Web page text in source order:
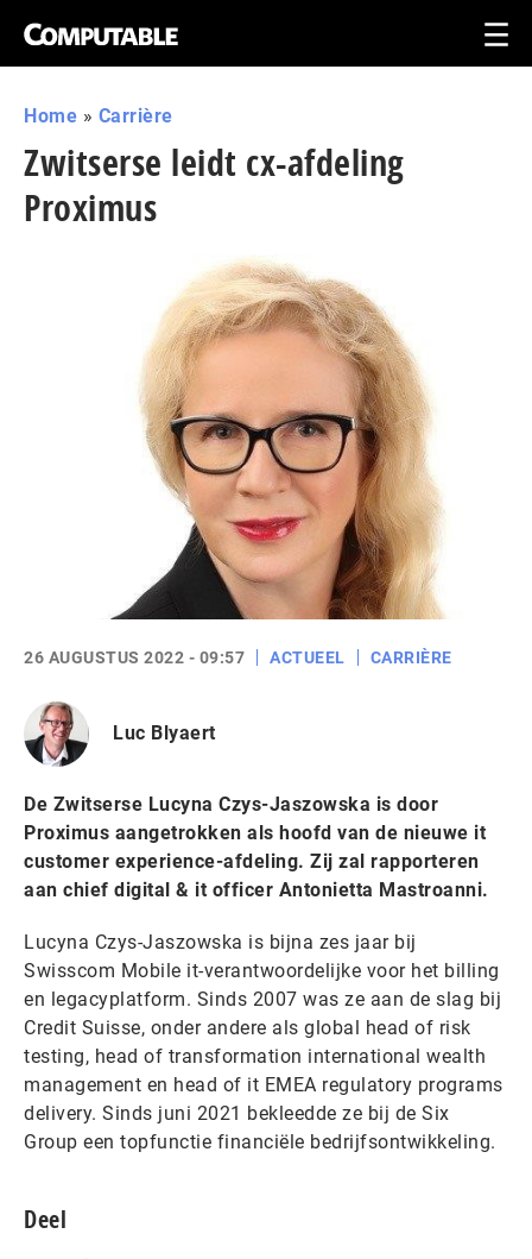
Home » Carrière
Zwitserse leidt cx-afdeling
Proximus
26 AUGUSTUS 2022 - 09:57 ACTUEEL CARRIÈRE
Luc Blyaert
De Zwitserse Lucyna Czys-Jaszowska is door
Proximus aangetrokken als hoofd van de nieuwe it
customer experience-afdeling. Zij zal rapporteren
aan chief digital & it officer Antonietta Mastroanni.
Lucyna Czys-Jaszowska is bijna zes jaar bij
Swisscom Mobile it-verantwoordelijke voor het billing
en legacyplatform. Sinds 2007 was ze aan de slag bij
Credit Suisse, onder andere als global head of risk
testing, head of transformation international wealth
management en head of it EMEA regulatory programs
delivery. Sinds juni 2021 bekleedde ze bij de Six
Group een topfunctie financiële bedrijfsontwikkeling.
Deel